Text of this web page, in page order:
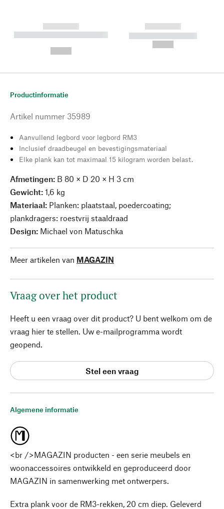
------------
----------- ----------- --------
------------
----------- -----------
Algemene informatie
<br />MAGAZIN producten - een serie meubels en
woonaccessoires ontwikkeld en geproduceerd door
MAGAZIN in samenwerking met ontwerpers.
Extra plank voor de RM3-rekken, 20 cm diep. Geleverd
Productinformatie
Artikel nummer 35989
Aanvullend legbord voor legbord RM3
Inclusief draadbeugel en bevestigingsmateriaal
Elke plank kan tot maximaal 15 kilogram worden belast.
Afmetingen: B 80 × D 20 × H 3 cm
Gewicht: 1,6 kg
Materiaal: Planken: plaatstaal, poedercoating;
plankdragers: roestvrij staaldraad
Design: Michael von Matuschka
Meer artikelen van MAGAZIN
Vraag over het product
Heeft u een vraag over dit product? U bent welkom om de
vraag hier te stellen. Uw e-mailprogramma wordt
geopend.
Stel een vraag